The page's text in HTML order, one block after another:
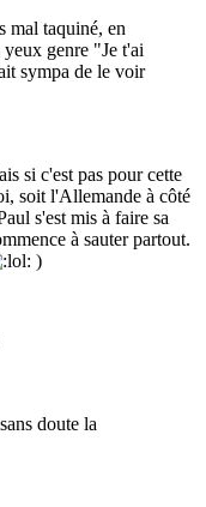
mal taquiné, en
yeux genre "Je t'ai
sympa de le voir
si c'est pas pour cette
soit l'Allemande à côté
s'est mis à faire sa
à sauter partout.
)
doute la